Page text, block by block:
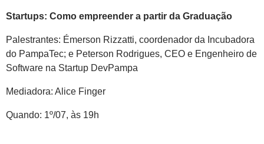
Startups: Como empreender a partir da Graduação
Palestrantes: Émerson Rizzatti, coordenador da Incubadora
do PampaTec; e Peterson Rodrigues, CEO e Engenheiro de
Software na Startup DevPampa
Mediadora: Alice Finger
Quando: 1º/07, às 19h